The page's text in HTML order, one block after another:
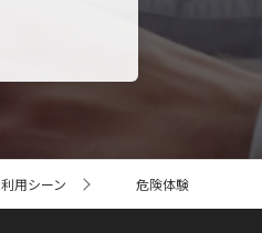
利用シーン 危険体験